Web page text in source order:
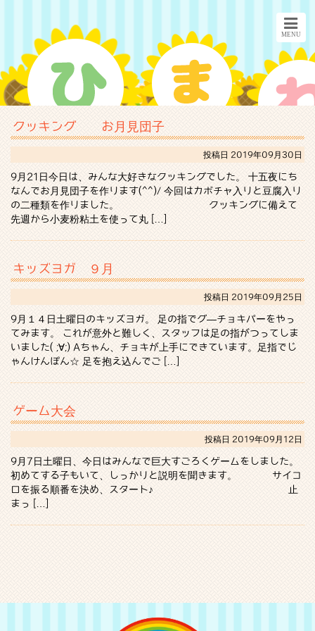
クッキング お月見団子
投稿日 2019年09月30日
9月21日今日は、みんな大好きなクッキングでした。 十五夜にち
なんでお月見団子を作ります(^^)/ 今回はカボチャ入りと豆腐入り
の二種類を作りました。 クッキングに備えて
先週から小麦粉粘土を使って丸 […]
キッズヨガ ９月
投稿日 2019年09月25日
9月１４日土曜日のキッズヨガ。 足の指でグ―チョキパーをやっ
てみます。 これが意外と難しく、スタッフは足の指がつってしま
いました( ;∀;) Aちゃん、チョキが上手にできています。足指でじ
ゃんけんぽん☆ 足を抱え込んでご […]
ゲーム大会
投稿日 2019年09月12日
9月7日土曜日、今日はみんなで巨大すごろくゲームをしました。
初めてする子もいて、しっかりと説明を聞きます。 サイコ
ロを振る順番を決め、スタート♪ 止
まっ […]